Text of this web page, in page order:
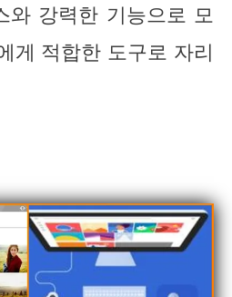
와 강력한 기능으로 모
게 적합한 도구로 자리